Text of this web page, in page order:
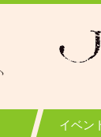
議会
イベン